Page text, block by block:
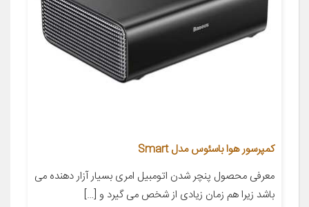
کمپرسور هوا باسئوس مدل Smart
معرفی محصول پنچر شدن اتومبیل امری بسیار آزار دهنده می
باشد زیرا هم زمان زیادی از شخص می گیرد و […]